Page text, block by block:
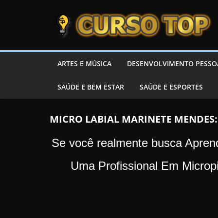
CURSOTOP
l
o
ARTES E MÚSICA DESENVOLVIMENTO
SAÚDE E BEM ESTAR SAÚDE E ESPORTES
MICRO LABIAL MARINETE
Se você realmente busca
Uma Profissional Em